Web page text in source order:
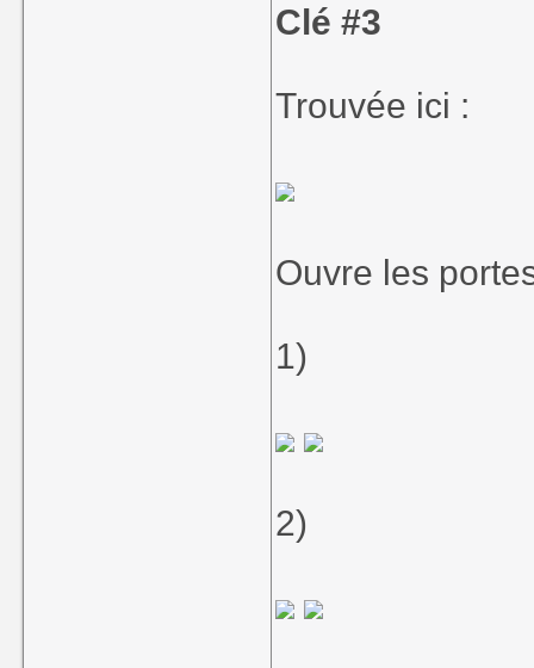
Clé #3
Trouvée ici :
Ouvre les
1)
2)